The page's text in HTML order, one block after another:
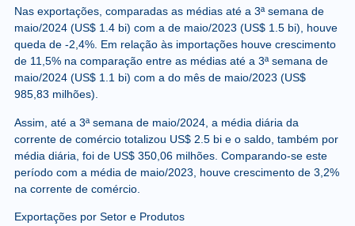
Nas exportações, comparadas as médias até a 3ª semana de
maio/2024 (US$ 1.4 bi) com a de maio/2023 (US$ 1.5 bi), houve
queda de -2,4%. Em relação às importações houve crescimento
de 11,5% na comparação entre as médias até a 3ª semana de
maio/2024 (US$ 1.1 bi) com a do mês de maio/2023 (US$
985,83 milhões).
Assim, até a 3ª semana de maio/2024, a média diária da
corrente de comércio totalizou US$ 2.5 bi e o saldo, também por
média diária, foi de US$ 350,06 milhões. Comparando-se este
período com a média de maio/2023, houve crescimento de 3,2%
na corrente de comércio.
Exportações por Setor e Produtos